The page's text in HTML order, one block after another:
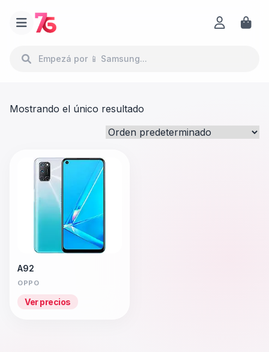
Mostrando el único resultado
A92
OPPO
Ver precios